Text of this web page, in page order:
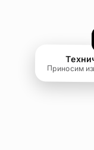
Приносим